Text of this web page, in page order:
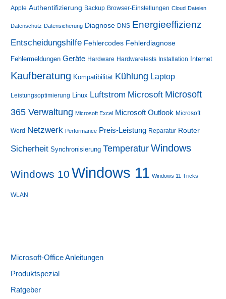
Apple Authentifizierung Backup Browser-Einstellungen Cloud Dateien
Datenschutz Datensicherung Diagnose DNS Energieeffizienz
Entscheidungshilfe Fehlercodes Fehlerdiagnose
Fehlermeldungen Geräte Hardware Hardwaretests Installation Internet
Kaufberatung Kompatibilität Kühlung Laptop
Leistungsoptimierung Linux Luftstrom Microsoft Microsoft
365 Verwaltung Microsoft Excel Microsoft Outlook Microsoft
Word Netzwerk Performance Preis-Leistung Reparatur Router
Sicherheit Synchronisierung Temperatur Windows
Windows 10 Windows 11 Windows 11 Tricks
WLAN
Microsoft-Office Anleitungen
Produktspezial
Ratgeber